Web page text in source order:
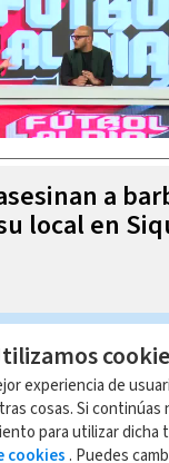
a
local en
experiencia de
cosas. Si continúas
para utilizar dicha
cookies . Puedes